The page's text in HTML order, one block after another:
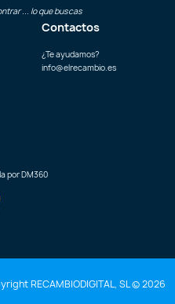
... lo que buscas
Contactos
¿Te ayudamos?
info@elrecambio.es
porDM360
RECAMBIODIGITAL, SL © 2026